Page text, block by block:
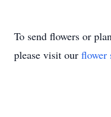
To send flowers or
please visit our flower